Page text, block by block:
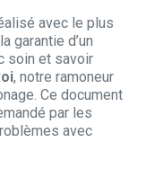
avec le plus
garantie d’un
soin et savoir
, notre ramoneur
Ce document
par les
avec